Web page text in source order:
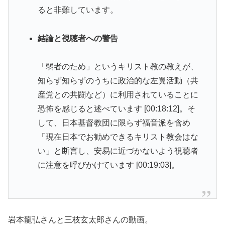
ると非難しています。
結論と視聴者への警告
「弱者のため」というキリスト教の教えが、
知らず知らずのうちに政治的な左翼活動（共
産党との共闘など）に利用されていることに
恐怖を感じると述べています [00:18:12]。そ
して、日本基督教団に限らず福音派を含め
「現在日本でお勧めできるキリスト教会はな
い」と断言し、安易に近づかないよう視聴者
に注意を呼びかけています [00:19:03]。
岩本龍弘さんと三枝玄太郎さんの動画。